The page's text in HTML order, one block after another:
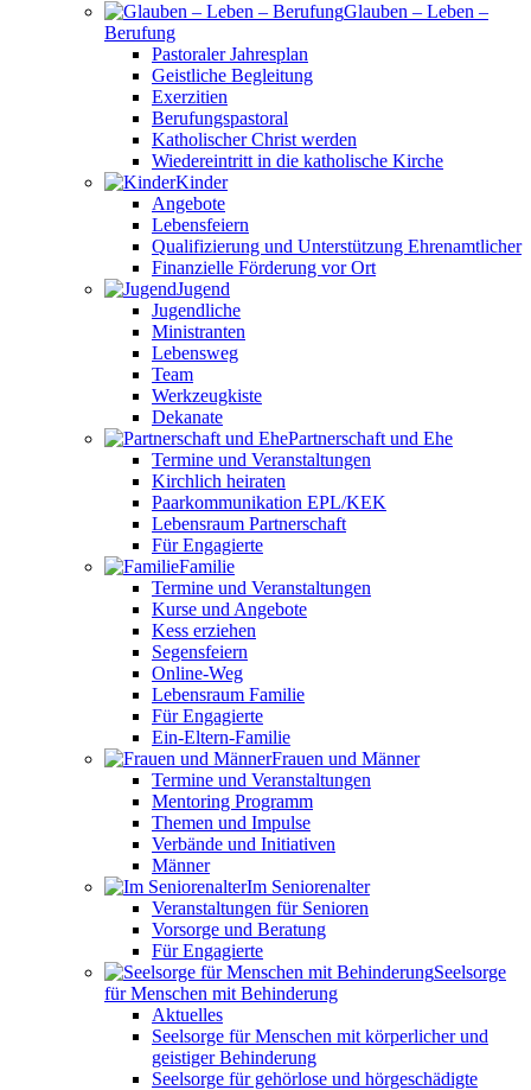
Glauben – Leben –
Berufung
Pastoraler Jahresplan
Geistliche Begleitung
Exerzitien
Berufungspastoral
Katholischer Christ werden
Wiedereintritt in die katholische Kirche
Kinder
Angebote
Lebensfeiern
Qualifizierung und Unterstützung Ehrenamtlicher
Finanzielle Förderung vor Ort
Jugend
Jugendliche
Ministranten
Lebensweg
Team
Werkzeugkiste
Dekanate
Partnerschaft und Ehe
Termine und Veranstaltungen
Kirchlich heiraten
Paarkommunikation EPL/KEK
Lebensraum Partnerschaft
Für Engagierte
Familie
Termine und Veranstaltungen
Kurse und Angebote
Kess erziehen
Segensfeiern
Online-Weg
Lebensraum Familie
Für Engagierte
Ein-Eltern-Familie
Frauen und Männer
Termine und Veranstaltungen
Mentoring Programm
Themen und Impulse
Verbände und Initiativen
Männer
Im Seniorenalter
Veranstaltungen für Senioren
Vorsorge und Beratung
Für Engagierte
Seelsorge
für Menschen mit Behinderung
Aktuelles
Seelsorge für Menschen mit körperlicher und
geistiger Behinderung
Seelsorge für gehörlose und hörgeschädigte